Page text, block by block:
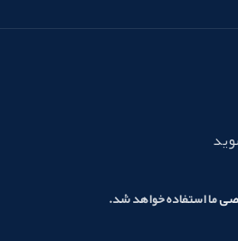
ما استفاده خواهد شد.